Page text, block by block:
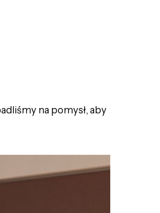
na pomysł, aby